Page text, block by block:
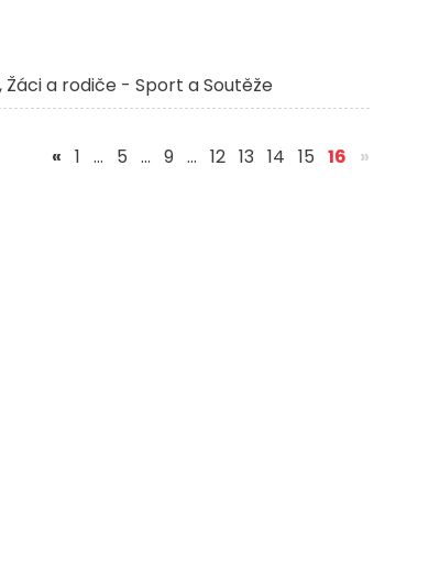
Žáci a rodiče - Sport a Soutěže
« 1 … 5 … 9 … 12 13 14 15 16 »